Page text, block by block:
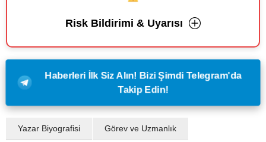
Risk Bildirimi & Uyarısı
Haberleri İlk Siz Alın! Bizi Şimdi Telegram'da
Takip Edin!
Yazar Biyografisi Görev ve Uzmanlık